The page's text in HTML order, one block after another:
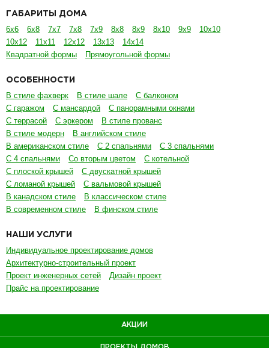
ГАБАРИТЫ ДОМА
6х6 6х8 7х7 7х8 7х9 8х8 8х9 8х10 9х9
10х10
10х12
11х11 12х12 13х13
14х14
Квадратной формы
Прямоугольной формы
ОСОБЕННОСТИ
В стиле фахверк В стиле шале
С балконом
С гаражом
С мансардой
С панорамными окнами
С террасой
С эркером
В стиле прованс
В стиле модерн
В английском стиле
В американском стиле
С 2 спальнями
С 3 спальнями
С 4 спальнями
Со вторым цветом
С котельной
С плоской крышей
С двускатной крышей
С ломаной крышей
С вальмовой крышей
В канадском стиле
В классическом стиле
В современном стиле
В финском стиле
НАШИ УСЛУГИ
Индивидуальное проектирование домов
Архитектурно-строительный проект
Проект инженерных сетей
Дизайн проект
Прайс на проектирование
АКЦИИ